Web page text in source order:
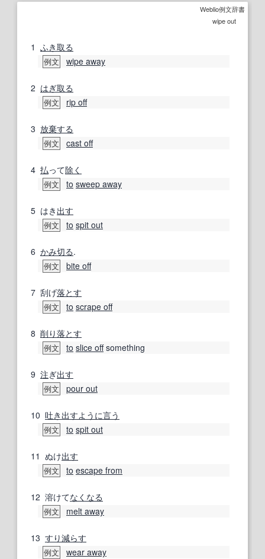
Weblio例文辞書
wipe out
1 ふき取る
例文 wipe away
2 はぎ取る
例文 rip off
3 放棄する
例文 cast off
4 払って除く
例文 to sweep away
5 はき 出す
例文 to spit out
6 かみ切る.
例文 bite off
7 刮げ落とす
例文 to scrape off
8 削り落とす
例文 to slice offsomething
9 注ぎ出す
例文 pour out
10 吐き出すように言う
例文 to spit out
11 ぬけ出す
例文 to escape from
12 溶けてなくなる
例文 melt away
13 すり減らす
例文 wear away